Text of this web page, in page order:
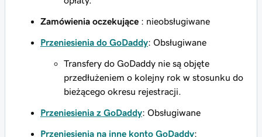
Zamówienia oczekujące : nieobsługiwane
Przeniesienia do GoDaddy: Obsługiwane
Transfery do GoDaddy nie są objęte
przedłużeniem o kolejny rok w stosunku do
bieżącego okresu rejestracji.
Przeniesienia z GoDaddy: Obsługiwane
Przeniesienia na inne konto GoDaddy: